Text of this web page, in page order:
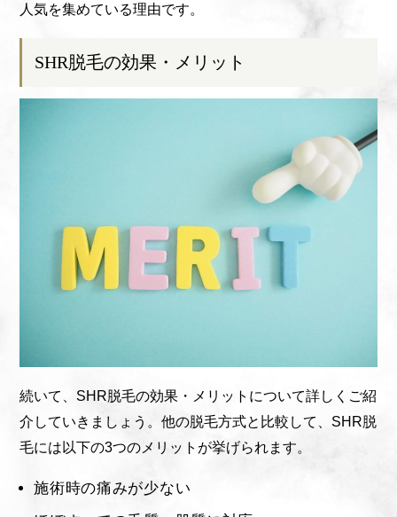
人気を集めている理由です。
SHR脱毛の効果・メリット
続いて、SHR脱毛の効果・メリットについて詳しくご紹
介していきましょう。他の脱毛方式と比較して、SHR脱
毛には以下の3つのメリットが挙げられます。
施術時の痛みが少ない